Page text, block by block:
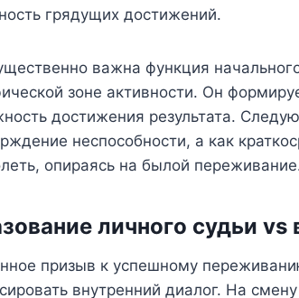
грядущих достижений.
важна функция
зоне активности. Он
достижения результата.
неспособности, а как
опираясь на былой
личного судьи vs
призыв к успешному
внутренний диалог. На